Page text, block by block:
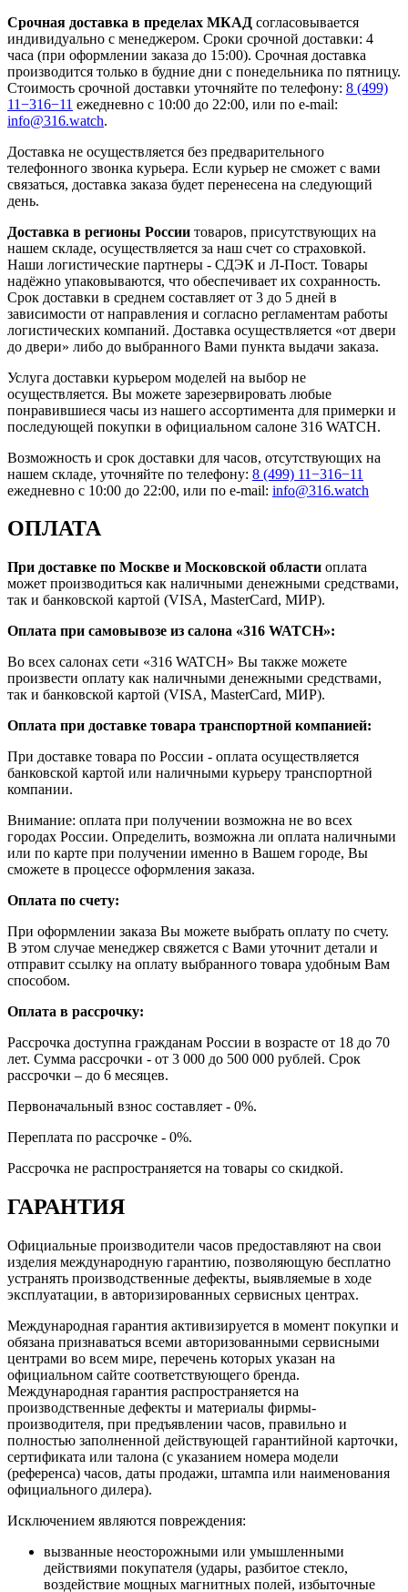
Срочная доставка в пределах МКАД согласовывается
индивидуально с менеджером. Сроки срочной доставки: 4
часа (при оформлении заказа до 15:00). Срочная доставка
производится только в будние дни с понедельника по пятницу.
Стоимость срочной доставки уточняйте по телефону: 8 (499)
11−316−11 ежедневно с 10:00 до 22:00, или по e-mail:
info@316.watch.
Доставка не осуществляется без предварительного
телефонного звонка курьера. Если курьер не сможет с вами
связаться, доставка заказа будет перенесена на следующий
день.
Доставка в регионы России товаров, присутствующих на
нашем складе, осуществляется за наш счет со страховкой.
Наши логистические партнеры - СДЭК и Л-Пост. Товары
надёжно упаковываются, что обеспечивает их сохранность.
Срок доставки в среднем составляет от 3 до 5 дней в
зависимости от направления и согласно регламентам работы
логистических компаний. Доставка осуществляется «от двери
до двери» либо до выбранного Вами пункта выдачи заказа.
Услуга доставки курьером моделей на выбор не
осуществляется. Вы можете зарезервировать любые
понравившиеся часы из нашего ассортимента для примерки и
последующей покупки в официальном салоне 316 WATCH.
Возможность и срок доставки для часов, отсутствующих на
нашем складе, уточняйте по телефону: 8 (499) 11−316−11
ежедневно с 10:00 до 22:00, или по e-mail: info@316.watch
ОПЛАТА
При доставке по Москве и Московской области оплата
может производиться как наличными денежными средствами,
так и банковской картой (VISA, MasterCard, МИР).
Оплата при самовывозе из салона «316 WATCH»:
Во всех салонах сети «316 WATCH» Вы также можете
произвести оплату как наличными денежными средствами,
так и банковской картой (VISA, MasterCard, МИР).
Оплата при доставке товара транспортной компанией:
При доставке товара по России - оплата осуществляется
банковской картой или наличными курьеру транспортной
компании.
Внимание: оплата при получении возможна не во всех
городах России. Определить, возможна ли оплата наличными
или по карте при получении именно в Вашем городе, Вы
сможете в процессе оформления заказа.
Оплата по счету:
При оформлении заказа Вы можете выбрать оплату по счету.
В этом случае менеджер свяжется с Вами уточнит детали и
отправит ссылку на оплату выбранного товара удобным Вам
способом.
Оплата в рассрочку:
Рассрочка доступна гражданам России в возрасте от 18 до 70
лет. Сумма рассрочки - от 3 000 до 500 000 рублей. Срок
рассрочки – до 6 месяцев.
Первоначальный взнос составляет - 0%.
Переплата по рассрочке - 0%.
Рассрочка не распространяется на товары со скидкой.
ГАРАНТИЯ
Официальные производители часов предоставляют на свои
изделия международную гарантию, позволяющую бесплатно
устранять производственные дефекты, выявляемые в ходе
эксплуатации, в авторизированных сервисных центрах.
Международная гарантия активизируется в момент покупки и
обязана признаваться всеми авторизованными сервисными
центрами во всем мире, перечень которых указан на
официальном сайте соответствующего бренда.
Международная гарантия распространяется на
производственные дефекты и материалы фирмы-
производителя, при предъявлении часов, правильно и
полностью заполненной действующей гарантийной карточки,
сертификата или талона (с указанием номера модели
(референса) часов, даты продажи, штампа или наименования
официального дилера).
Исключением являются повреждения:
вызванные неосторожными или умышленными
действиями покупателя (удары, разбитое стекло,
воздействие мощных магнитных полей, избыточные